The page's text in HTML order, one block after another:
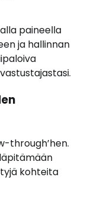
paineella
ja hallinnan
through’hen.
kohteita